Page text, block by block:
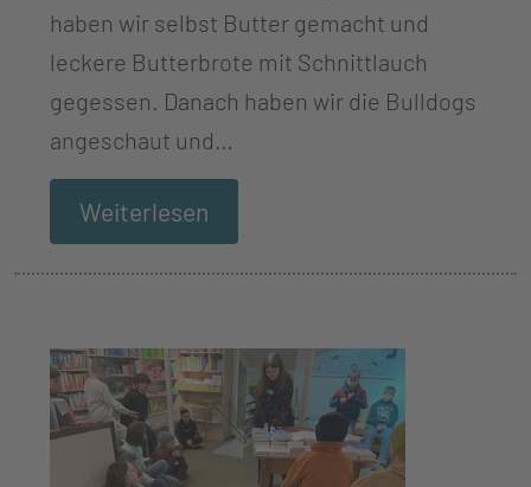
haben wir selbst Butter gemacht und
leckere Butterbrote mit Schnittlauch
gegessen. Danach haben wir die Bulldogs
angeschaut und…
Weiterlesen